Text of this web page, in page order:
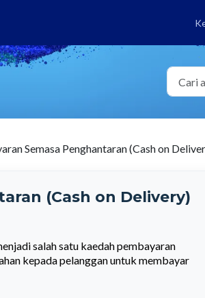
Semasa Penghantaran (Cash on
(Cash on Delivery)
salah satu kaedah pembayaran
kepada pelanggan untuk membayar